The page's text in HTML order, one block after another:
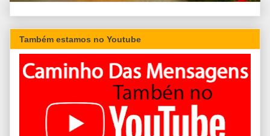
Também estamos no Youtube